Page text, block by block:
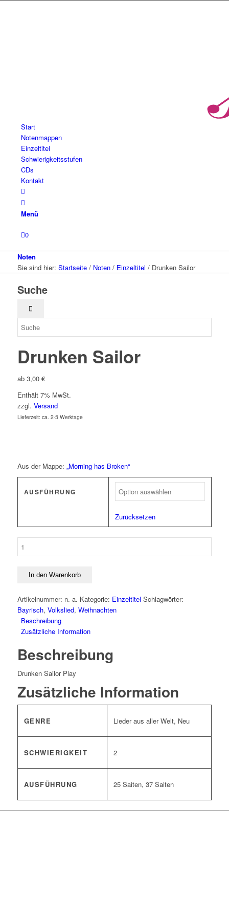
Start
Notenmappen
Einzeltitel
Schwierigkeitsstufen
CDs
Kontakt
Menü
0
Noten
Sie sind hier: Startseite / Noten / Einzeltitel / Drunken Sailor
Suche
Drunken Sailor
ab 3,00 €
Enthält 7% MwSt.
zzgl. Versand
Lieferzeit: ca. 2-5 Werktage
Aus der Mappe: „Morning has Broken“
AUSFÜHRUNG
Zurücksetzen
In den Warenkorb
Artikelnummer: n. a. Kategorie: Einzeltitel Schlagwörter:
Bayrisch, Volkslied, Weihnachten
Beschreibung
Zusätzliche Information
Beschreibung
Drunken Sailor Play
Zusätzliche Information
GENRE Lieder aus aller Welt, Neu
SCHWIERIGKEIT 2
AUSFÜHRUNG 25 Saiten, 37 Saiten